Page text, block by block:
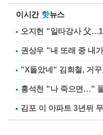
이시간 핫뉴스
오지헌 "일타강사 父
권상우 "내 또래 중 내
"X돌았네" 김희철, 거
홍석천 "나 죽으면…"